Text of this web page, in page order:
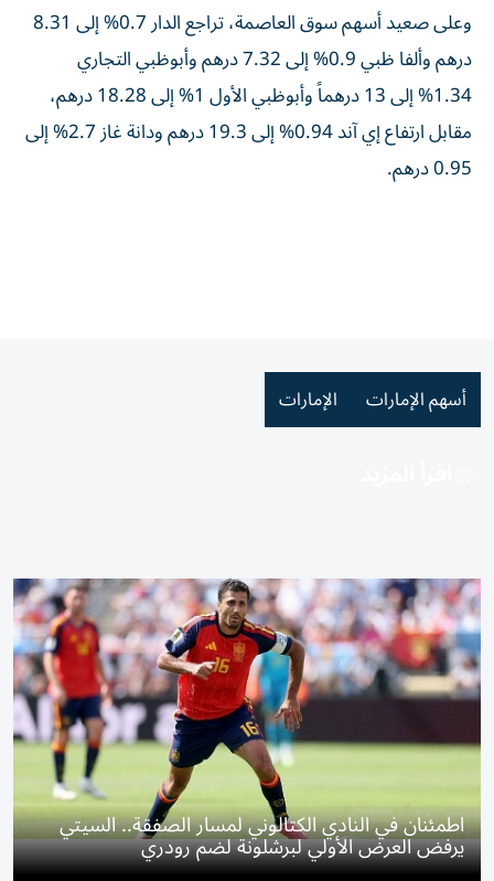
وعلى صعيد أسهم سوق العاصمة، تراجع الدار 0.7% إلى 8.31
درهم وألفا ظبي 0.9% إلى 7.32 درهم وأبوظبي التجاري
1.34% إلى 13 درهماً وأبوظبي الأول 1% إلى 18.28 درهم،
مقابل ارتفاع إي آند 0.94% إلى 19.3 درهم ودانة غاز 2.7% إلى
0.95 درهم.
أسهم الإمارات الإمارات
اطمئنان في النادي الكتالوني لمسار الصفقة.. السيتي
يرفض العرض الأولي لبرشلونة لضم رودري